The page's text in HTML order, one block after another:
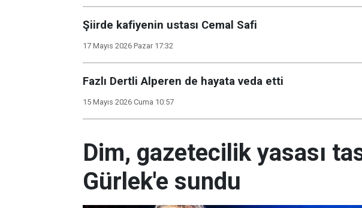
Şiirde kafiyenin ustası Cemal Safi
17 Mayıs 2026 Pazar 17:32
Fazlı Dertli Alperen de hayata veda etti
15 Mayıs 2026 Cuma 10:57
Dim, gazetecilik yasası
Gürlek'e sundu